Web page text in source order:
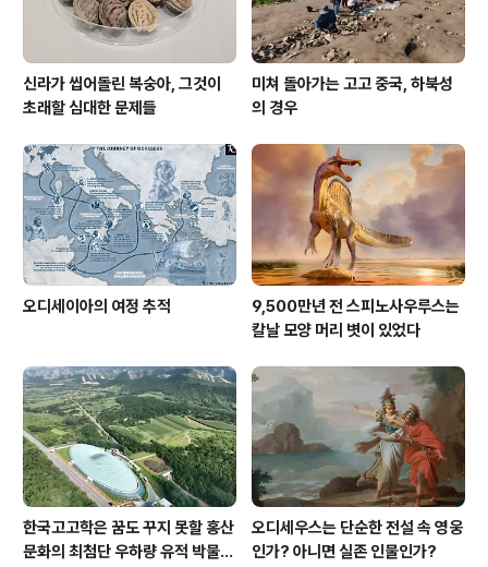
신라가 씹어돌린 복숭아, 그것이
초래할 심대한 문제들
미쳐 돌아가는 고고 중국, 하북성
의 경우
오디세이아의 여정 추적
9,500만년 전 스피노사우루스는
칼날 모양 머리 볏이 있었다
한국고고학은 꿈도 꾸지 못할 홍산
문화의 최첨단 우하량 유적 박물관
오디세우스는 단순한 전설 속 영웅
인가? 아니면 실존 인물인가?